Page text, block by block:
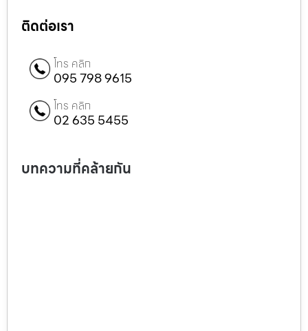
ติดต่อเรา
โทร คลิก
095 798 9615
โทร คลิก
02 635 5455
บทความที่คล้ายกัน